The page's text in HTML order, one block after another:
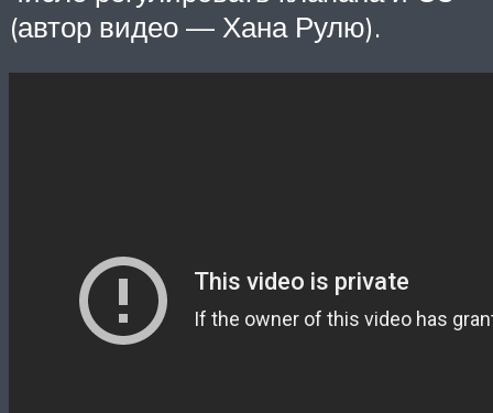
(автор видео — Хана Рулю).